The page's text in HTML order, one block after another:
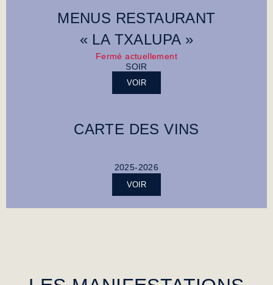
MENUS RESTAURANT
« LA TXALUPA »
Fermé actuellement
SOIR
VOIR
CARTE DES VINS
2025-2026
VOIR